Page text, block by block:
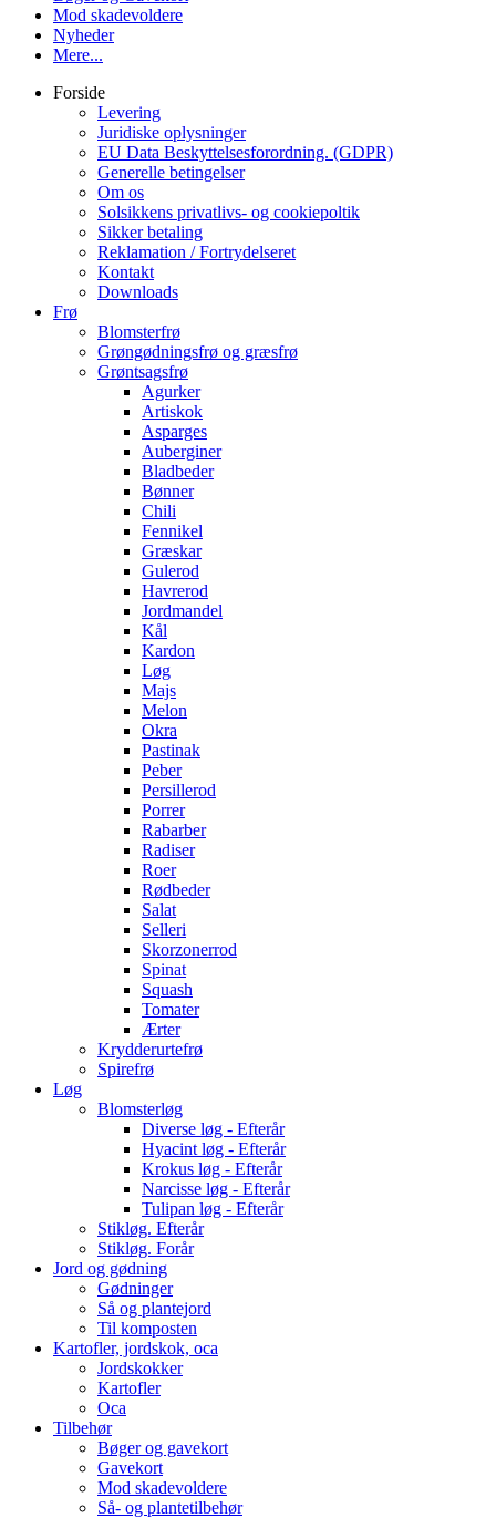
Mod skadevoldere
Nyheder
Mere...
Forside
Levering
Juridiske oplysninger
EU Data Beskyttelsesforordning. (GDPR)
Generelle betingelser
Om os
Solsikkens privatlivs- og cookiepoltik
Sikker betaling
Reklamation / Fortrydelseret
Kontakt
Downloads
Frø
Blomsterfrø
Grøngødningsfrø og græsfrø
Grøntsagsfrø
Agurker
Artiskok
Asparges
Auberginer
Bladbeder
Bønner
Chili
Fennikel
Græskar
Gulerod
Havrerod
Jordmandel
Kål
Kardon
Løg
Majs
Melon
Okra
Pastinak
Peber
Persillerod
Porrer
Rabarber
Radiser
Roer
Rødbeder
Salat
Selleri
Skorzonerrod
Spinat
Squash
Tomater
Ærter
Krydderurtefrø
Spirefrø
Løg
Blomsterløg
Diverse løg - Efterår
Hyacint løg - Efterår
Krokus løg - Efterår
Narcisse løg - Efterår
Tulipan løg - Efterår
Stikløg. Efterår
Stikløg. Forår
Jord og gødning
Gødninger
Så og plantejord
Til komposten
Kartofler, jordskok, oca
Jordskokker
Kartofler
Oca
Tilbehør
Bøger og gavekort
Gavekort
Mod skadevoldere
Så- og plantetilbehør